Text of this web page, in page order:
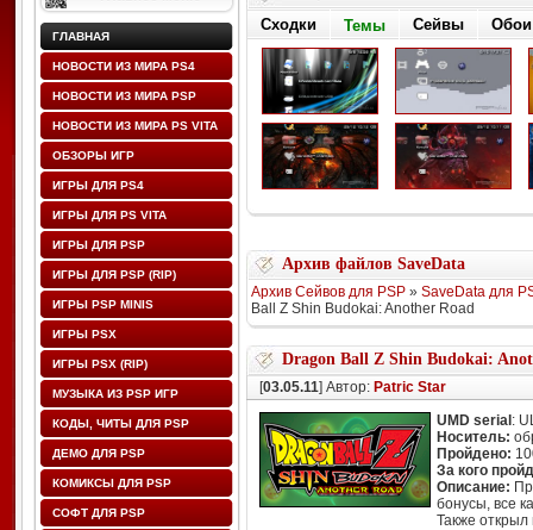
ГЛАВНАЯ
НОВОСТИ ИЗ МИРА PS4
НОВОСТИ ИЗ МИРА PSP
НОВОСТИ ИЗ МИРА PS VITA
ОБЗОРЫ ИГР
ИГРЫ ДЛЯ PS4
ИГРЫ ДЛЯ PS VITA
ИГРЫ ДЛЯ PSP
ИГРЫ ДЛЯ PSP (RIP)
ИГРЫ PSP MINIS
ИГРЫ PSX
ИГРЫ PSX (RIP)
МУЗЫКА ИЗ PSP ИГР
КОДЫ, ЧИТЫ ДЛЯ PSP
ДЕМО ДЛЯ PSP
КОМИКСЫ ДЛЯ PSP
СОФТ ДЛЯ PSP
Сходки Темы Сейвы Обои
Архив файлов SaveData
Архив Сейвов для PSP» SaveData для
Ball Z Shin Budokai: Another Road
Dragon Ball Z Shin Budokai:
[03.05.11] Автор: Patric Star
UMD serial :
Носитель:
Пройдено:
За кого
Описание:
бонусы, все
Также